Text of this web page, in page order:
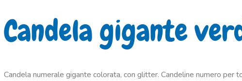
Candela gigante
Candela numerale gigante colorata, con glitter. Candeline numero per